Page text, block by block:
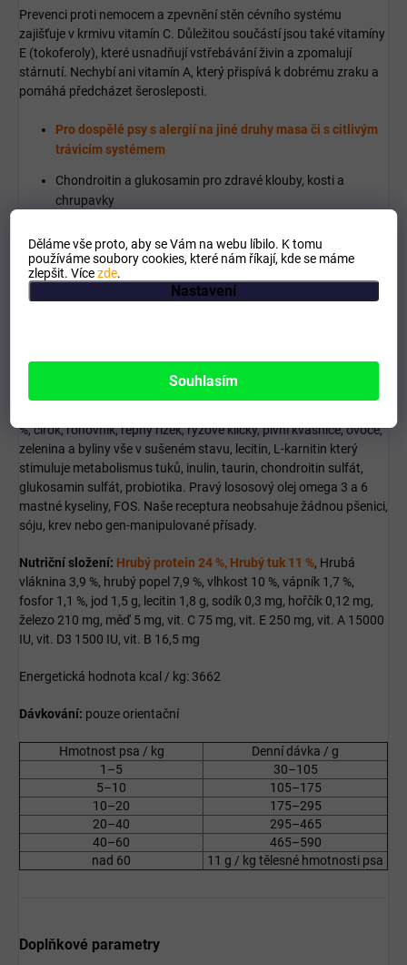
Děláme vše proto, aby se Vám na webu líbilo. K tomu
používáme soubory cookies, které nám říkají, kde se máme
zlepšit. Vícezde.
Nastavení
Souhlasím
Prevenci proti nemocem a zpevnění stěn cévního systému
zajišťuje v krmivu vitamín C. Důležitou součástí jsou také vitamíny
E (tokoferoly), které usnadňují vstřebávání živin a zpomalují
stárnutí. Nechybí ani vitamín A, který přispívá k dobrému zraku a
pomáhá předcházet šerosleposti.
Pro dospělé psy s alergií na jiné druhy masa či s citlivým
trávicím systémem
Chondroitin a glukosamin pro zdravé klouby, kosti a
chrupavky
Obsah různé druhů bylinek pro lepší imunitu
Omega-3 a omega-6 mastné kyseliny v optimálním poměru
přísad
%, čirok, rohovník, řepný řízek, rýžové klíčky, pivní kvasnice, ovoce,
zelenina a byliny vše v sušeném stavu, lecitin, L-karnitin který
stimuluje metabolismus tuků, inulin, taurin, chondroitin sulfát,
glukosamin sulfát, probiotika. Pravý lososový olej omega 3 a 6
mastné kyseliny, FOS. Naše receptura neobsahuje žádnou pšenici,
sóju, krev nebo gen-manipulované přísady.
Nutriční složení: Hrubý protein 24 %, Hrubý tuk 11 %, Hrubá
vláknina 3,9 %, hrubý popel 7,9 %, vlhkost 10 %, vápník 1,7 %,
fosfor 1,1 %, jod 1,5 g, lecitin 1,8 g, sodík 0,3 mg, hořčík 0,12 mg,
železo 210 mg, měď 5 mg, vit. C 75 mg, vit. E 250 mg, vit. A 15000
IU, vit. D3 1500 IU, vit. B 16,5 mg
Energetická hodnota kcal / kg: 3662
Dávkování: pouze orientační
Hmotnost psa / kg
Denní dávka / g
1–5
30–105
5–10
105–175
10–20
175–295
20–40
295–465
40–60
465–590
nad 60
11 g / kg tělesné hmotnosti psa
Doplňkové parametry